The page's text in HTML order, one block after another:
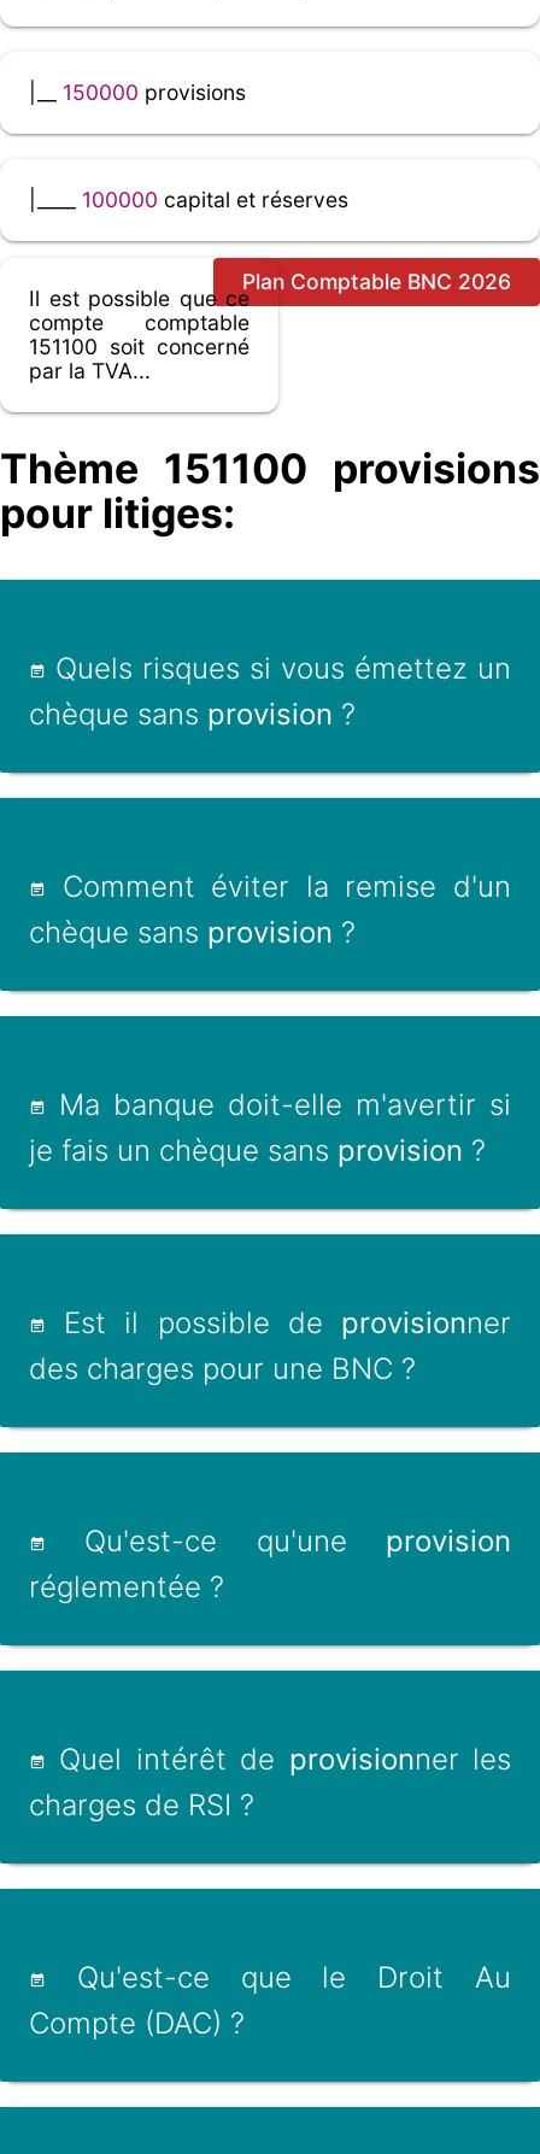
150000 provisions
100000 capital et réserves
Plan Comptable BNC 2026
Il est possible que ce
compte comptable
151100 soit concerné
par la TVA...
Thème 151100 provisions
pour litiges:
Quels risques si vous émettez un
chèque sans provision ?
Comment éviter la remise d'un
chèque sans provision ?
Ma banque doit-elle m'avertir si
je fais un chèque sans provision ?
Est il possible de provisionner
des charges pour une BNC ?
Qu'est-ce qu'une provision
réglementée ?
Quel intérêt de provisionner les
charges de RSI ?
Qu'est-ce que le Droit Au
Compte (DAC) ?